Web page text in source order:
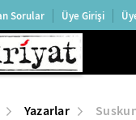
Sorular Üye Girişi
Yazarlar